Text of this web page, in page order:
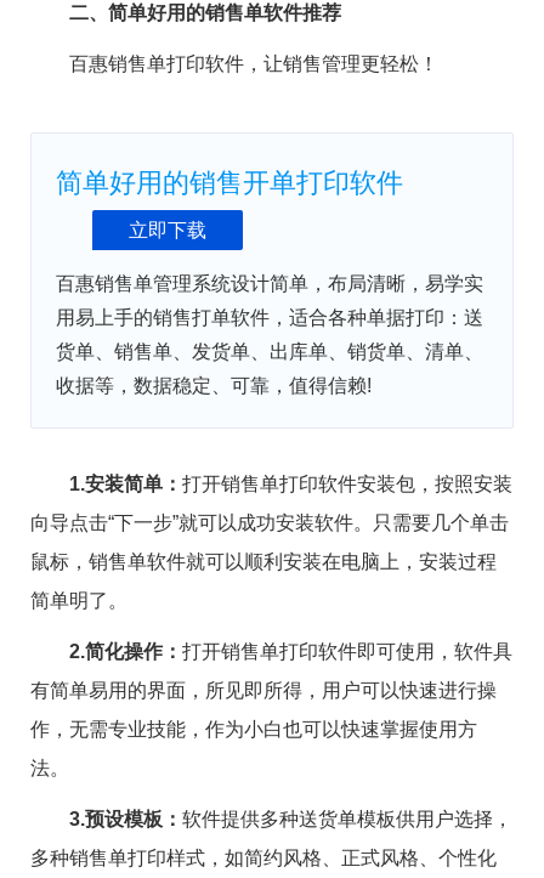
二、简单好用的销售单软件推荐
百惠销售单打印软件，让销售管理更轻松！
简单好用的销售开单打印软件
立即下载
百惠销售单管理系统设计简单，布局清晰，易学实
用易上手的销售打单软件，适合各种单据打印：送
货单、销售单、发货单、出库单、销货单、清单、
收据等，数据稳定、可靠，值得信赖!
1.安装简单： 打开销售单打印软件安装包，按照安装
向导点击“下一步”就可以成功安装软件。只需要几个单击
鼠标，销售单软件就可以顺利安装在电脑上，安装过程
简单明了。
2.简化操作： 打开销售单打印软件即可使用，软件具
有简单易用的界面，所见即所得，用户可以快速进行操
作，无需专业技能，作为小白也可以快速掌握使用方
法。
3.预设模板： 软件提供多种送货单模板供用户选择，
多种销售单打印样式，如简约风格、正式风格、个性化